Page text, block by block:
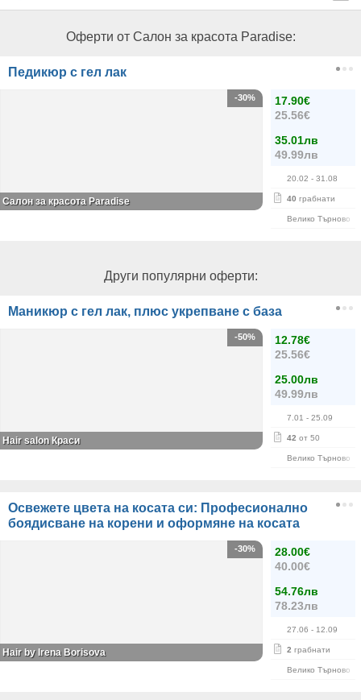
Оферти от Салон за красота Paradise:
Педикюр с гел лак
17.90€
25.56€
35.01лв
49.99лв
20.02 - 31.08
40 грабнати
Велико Търново
-30%
Салон за красота Paradise
Други популярни оферти:
Маникюр с гел лак, плюс укрепване с база
12.78€
25.56€
25.00лв
49.99лв
7.01 - 25.09
42 от 50
Велико Търново
-50%
Hair salon Краси
Освежете цвета на косата си: Професионално
боядисване на корени и оформяне на косата
28.00€
40.00€
54.76лв
78.23лв
27.06 - 12.09
2 грабнати
Велико Търново
-30%
Hair by Irena Borisova